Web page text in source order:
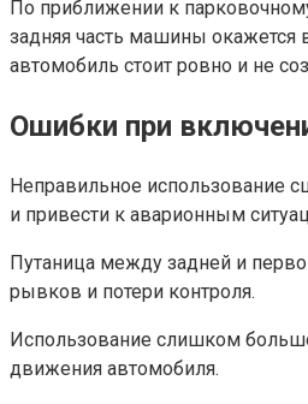
По приближении к
задняя часть машины окажется
автомобиль стоит ровно и не
Ошибки при
Неправильное использование
и привести к аварионным
Путаница между задней и
рывков и потери контроля.
Использование слишком
движения автомобиля.